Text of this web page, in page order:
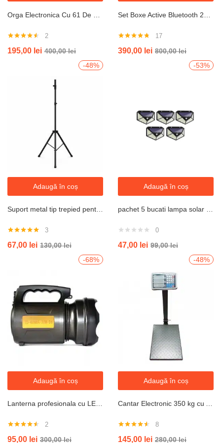
4.50din 5
2
195,00 lei 400,00lei
4.71din 5
17
390,00 lei 800,00lei
-48%
Adaugă în coș
5.00din 5
3
67,00 lei 130,00lei
-53%
Adaugă în coș
0
47,00 lei 99,00lei
-68%
Adaugă în coș
4.50din 5
2
95,00 lei 300,00lei
-48%
Adaugă în coș
4.50din 5
8
145,00 lei 280,00lei